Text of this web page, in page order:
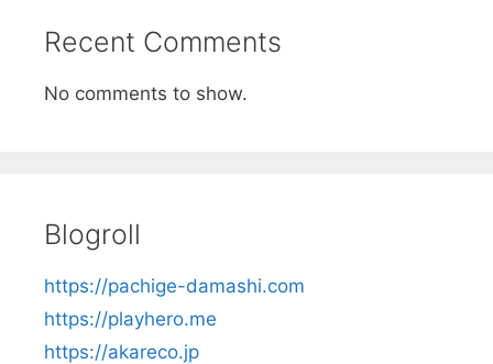
Recent Comments
No comments to show.
Blogroll
https://pachige-damashi.com
https://playhero.me
https://akareco.jp